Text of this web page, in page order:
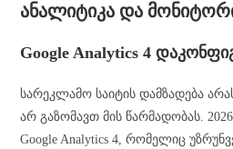
ანალიტიკა და
Google Analytics 4
სარეკლამო საიტის დამზადება
არ გაზომავთ მის წარმადობას.
Google Analytics 4, რომელიც